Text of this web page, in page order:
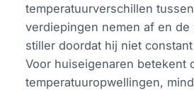
temperatuurverschillen
verdiepingen nemen af en
stiller doordat hij niet
Voor huiseigenaren betekent
temperatuuropwellingen,